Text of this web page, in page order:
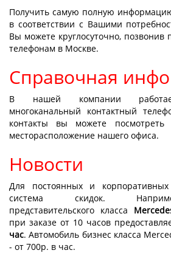
Получить самую полную
в соответствии с Вашими
Вы можете круглосуточно,
телефонам в Москве.
Справочная
В нашей компании работает
многоканальный контактный
контакты вы можете
месторасположение нашего офиса.
Новости
Для постоянных и корпоративных
система скидок.
представительского класса
при заказе от 10 часов
час. Автомобиль бизнес класса
- от 700р. в час.